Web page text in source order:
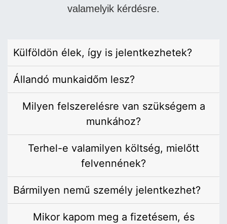
valamelyik kérdésre.
Külföldön élek, így is jelentkezhetek?
Állandó munkaidőm lesz?
Milyen felszerelésre van szükségem a
munkához?
Terhel-e valamilyen költség, mielőtt
felvennének?
Bármilyen nemű személy jelentkezhet?
Mikor kapom meg a fizetésem, és